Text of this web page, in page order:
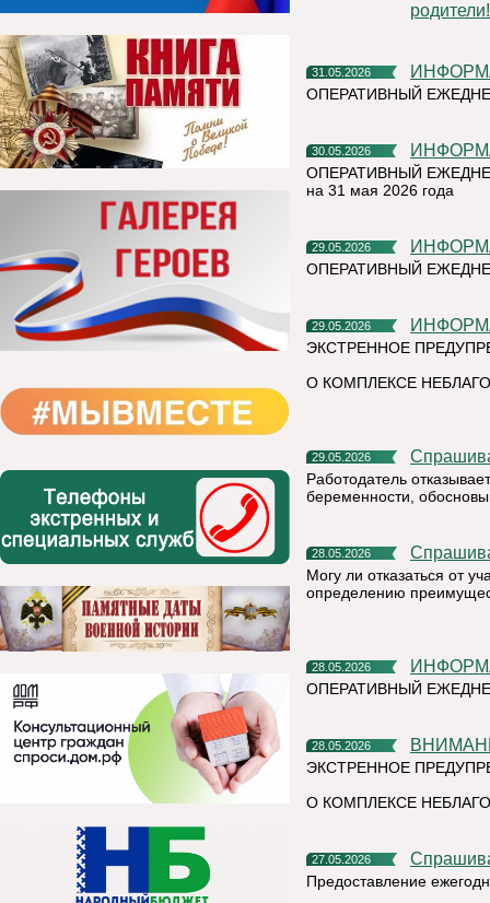
родители!
31.05.2026
ОПЕРАТИВНЫЙ
30.05.2026
ОПЕРАТИВНЫЙ
на 31 мая 2026 года
29.05.2026
ОПЕРАТИВНЫЙ
29.05.2026
ЭКСТРЕННОЕ
О КОМПЛЕКСЕ
29.05.2026
Работодатель
беременности,
28.05.2026
Могу ли отказаться от
определению
28.05.2026
ОПЕРАТИВНЫЙ
28.05.2026
ЭКСТРЕННОЕ
О КОМПЛЕКСЕ
27.05.2026
Предоставление